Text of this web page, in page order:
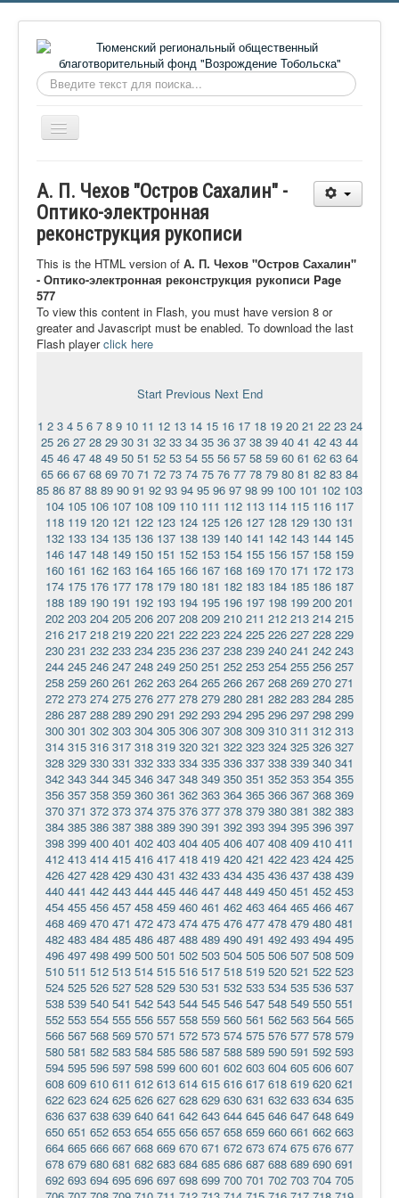
Искать...
Включить/
выключить
О фонде
Онлайн библиотека
Видеоматериалы
Контакты
Сайт проекта Достоевский
Ермаковополе.рф
А. П. Чехов "Остров Сахалин" -
Оптико-электронная
реконструкция рукописи
This is the HTML version of А. П. Чехов "Остров Сахалин"
- Оптико-электронная реконструкция рукописи Page
577
To view this content in Flash, you must have version 8 or
greater and Javascript must be enabled. To download the last
Flash playerclick here
Start Previous Next End
1 2 3 4 5 6 7 8 9 10 11 12 13 14 15 16 17 18 19 20 21 22 23 24
25 26 27 28 29 30 31 32 33 34 35 36 37 38 39 40 41 42 43 44
45 46 47 48 49 50 51 52 53 54 55 56 57 58 59 60 61 62 63 64
65 66 67 68 69 70 71 72 73 74 75 76 77 78 79 80 81 82 83 84
85 86 87 88 89 90 91 92 93 94 95 96 97 98 99 100 101 102 103
104 105 106 107 108 109 110 111 112 113 114 115 116 117
118 119 120 121 122 123 124 125 126 127 128 129 130 131
132 133 134 135 136 137 138 139 140 141 142 143 144 145
146 147 148 149 150 151 152 153 154 155 156 157 158 159
160 161 162 163 164 165 166 167 168 169 170 171 172 173
174 175 176 177 178 179 180 181 182 183 184 185 186 187
188 189 190 191 192 193 194 195 196 197 198 199 200 201
202 203 204 205 206 207 208 209 210 211 212 213 214 215
216 217 218 219 220 221 222 223 224 225 226 227 228 229
230 231 232 233 234 235 236 237 238 239 240 241 242 243
244 245 246 247 248 249 250 251 252 253 254 255 256 257
258 259 260 261 262 263 264 265 266 267 268 269 270 271
272 273 274 275 276 277 278 279 280 281 282 283 284 285
286 287 288 289 290 291 292 293 294 295 296 297 298 299
300 301 302 303 304 305 306 307 308 309 310 311 312 313
314 315 316 317 318 319 320 321 322 323 324 325 326 327
328 329 330 331 332 333 334 335 336 337 338 339 340 341
342 343 344 345 346 347 348 349 350 351 352 353 354 355
356 357 358 359 360 361 362 363 364 365 366 367 368 369
370 371 372 373 374 375 376 377 378 379 380 381 382 383
384 385 386 387 388 389 390 391 392 393 394 395 396 397
398 399 400 401 402 403 404 405 406 407 408 409 410 411
412 413 414 415 416 417 418 419 420 421 422 423 424 425
426 427 428 429 430 431 432 433 434 435 436 437 438 439
440 441 442 443 444 445 446 447 448 449 450 451 452 453
454 455 456 457 458 459 460 461 462 463 464 465 466 467
468 469 470 471 472 473 474 475 476 477 478 479 480 481
482 483 484 485 486 487 488 489 490 491 492 493 494 495
496 497 498 499 500 501 502 503 504 505 506 507 508 509
510 511 512 513 514 515 516 517 518 519 520 521 522 523
524 525 526 527 528 529 530 531 532 533 534 535 536 537
538 539 540 541 542 543 544 545 546 547 548 549 550 551
552 553 554 555 556 557 558 559 560 561 562 563 564 565
566 567 568 569 570 571 572 573 574 575 576 577 578 579
580 581 582 583 584 585 586 587 588 589 590 591 592 593
594 595 596 597 598 599 600 601 602 603 604 605 606 607
608 609 610 611 612 613 614 615 616 617 618 619 620 621
622 623 624 625 626 627 628 629 630 631 632 633 634 635
636 637 638 639 640 641 642 643 644 645 646 647 648 649
650 651 652 653 654 655 656 657 658 659 660 661 662 663
664 665 666 667 668 669 670 671 672 673 674 675 676 677
678 679 680 681 682 683 684 685 686 687 688 689 690 691
692 693 694 695 696 697 698 699 700 701 702 703 704 705